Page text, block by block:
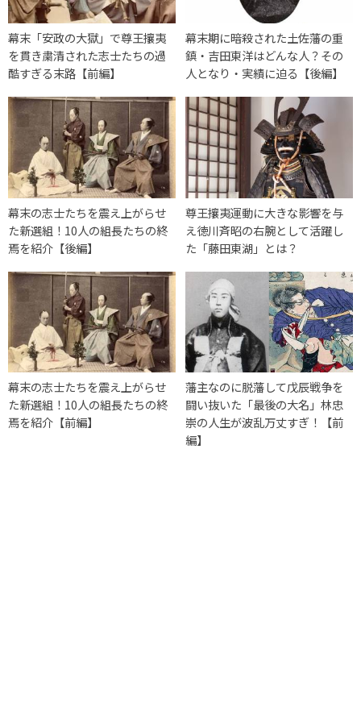
幕末「安政の大獄」で尊王攘夷
を貫き粛清された志士たちの過
酷すぎる末路【前編】
幕末期に暗殺された土佐藩の重
鎮・吉田東洋はどんな人？その
人となり・実績に迫る【後編】
幕末の志士たちを震え上がらせ
た新選組！10人の組長たちの終
焉を紹介【後編】
尊王攘夷運動に大きな影響を与
え徳川斉昭の右腕として活躍し
た「藤田東湖」とは？
幕末の志士たちを震え上がらせ
た新選組！10人の組長たちの終
焉を紹介【前編】
藩主なのに脱藩して戊辰戦争を
闘い抜いた「最後の大名」林忠
崇の人生が波乱万丈すぎ！【前
編】